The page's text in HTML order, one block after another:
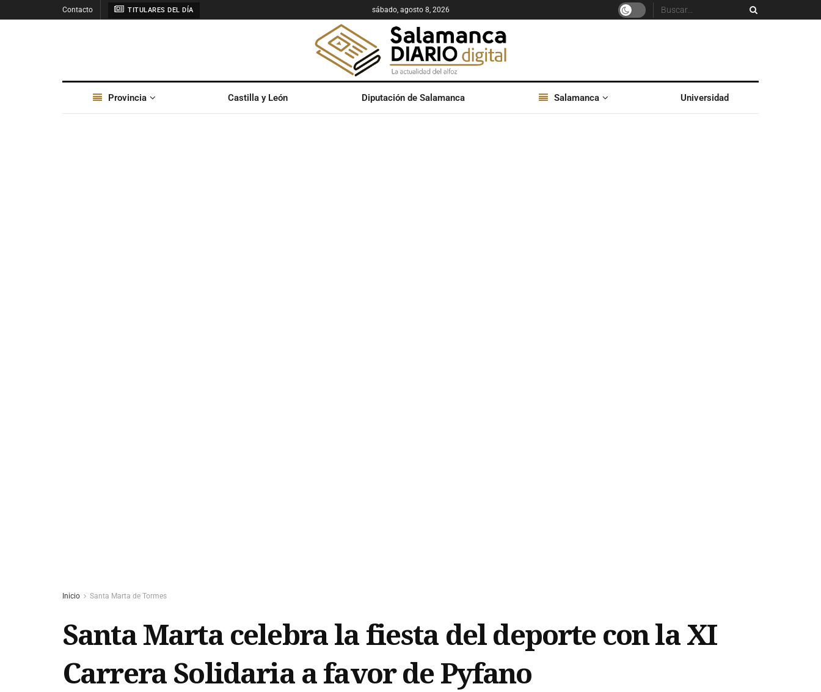
Contacto TITULARES DEL DÍA sábado, agosto 8, 2026
Provincia Castilla y León Diputación de Salamanca Salamanca Universidad
Inicio Santa Marta de Tormes
Santa Marta celebra la fiesta del deporte con la XI
Carrera Solidaria a favor de Pyfano